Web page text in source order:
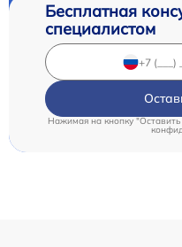
Бесплатная
специалистом
Нажимая на кнопку